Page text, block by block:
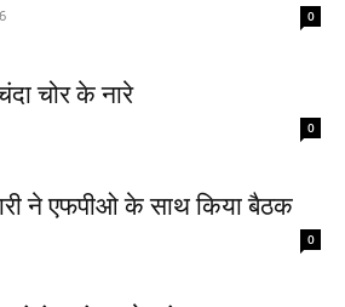
0
चोर के नारे
0
ने एफपीओ के साथ किया बैठक
0